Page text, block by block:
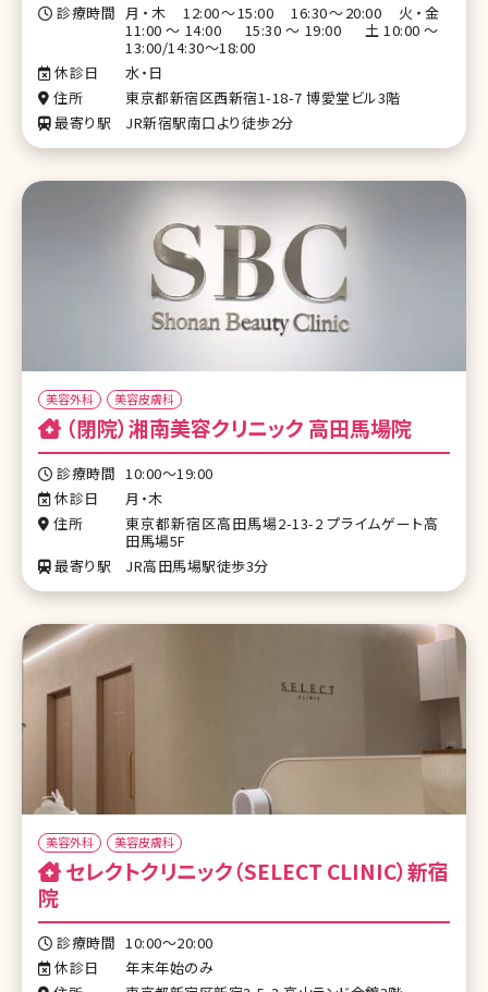
診療時間 月・木 12:00～15:00 16:30～20:00 火・金
11:00～14:00 15:30～19:00 土10:00～
13:00/14:30～18:00
休診日
水・日
住所
東京都新宿区西新宿1-18-7 博愛堂ビル3階
最寄り駅
JR新宿駅南口より徒歩2分
美容外科 美容皮膚科
（閉院）湘南美容クリニック 高田馬場院
診療時間 10:00～19:00
休診日
月・木
住所
東京都新宿区高田馬場2-13-2 プライムゲート高
田馬場5F
最寄り駅
JR高田馬場駅徒歩3分
美容外科 美容皮膚科
院
診療時間 10:00～20:00
休診日
年末年始のみ